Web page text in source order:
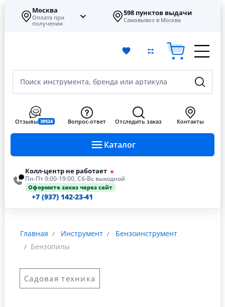
Москва
Оплата при
получении
598 пунктов выдачи
Самовывоз в Москва
Поиск инструмента, бренда или артикула
Каталог
Отзывы 39524 Вопрос-ответ Отследить заказ Контакты
Колл-центр не работает
Пн-Пт 9:00-19:00, Сб-Вс выходной
Оформите заказ через сайт
+7 (937) 142-23-41
Главная Инструмент
Бензоинструмент
Бензопилы
Садовая техника